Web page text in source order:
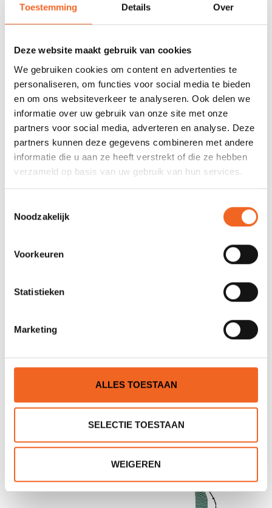
Toestemming Details Over
Deze website maakt gebruik van cookies
We gebruiken cookies om content en advertenties te
personaliseren, om functies voor social media te bieden
en om ons websiteverkeer te analyseren. Ook delen we
informatie over uw gebruik van onze site met onze
partners voor social media, adverteren en analyse. Deze
partners kunnen deze gegevens combineren met andere
informatie die u aan ze heeft verstrekt of die ze hebben
verzameld op basis van uw gebruik van hun services.
Noodzakelijk
Voorkeuren
Statistieken
Marketing
ALLES TOESTAAN
SELECTIE TOESTAAN
WEIGEREN
€260,00
ULTRALIGHT
JANTEX GAMMA C-
BRACA STEEL WING,